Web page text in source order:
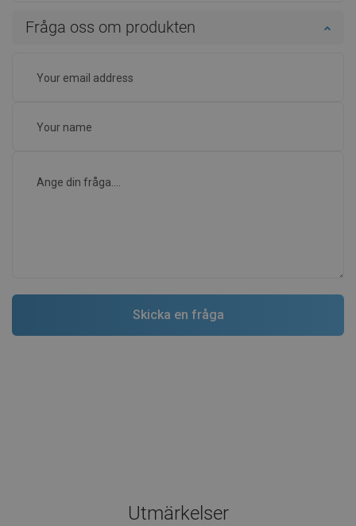
Fråga oss om produkten
Utmärkelser